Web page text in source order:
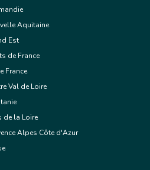
Aquitaine
Est
de France
France
Val de Loire
de la Loire
Alpes Côte d'Azur